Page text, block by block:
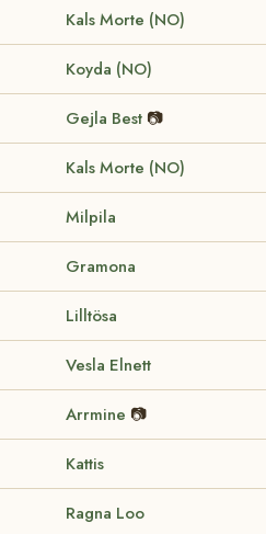
Kals Morte (NO)
Koyda (NO)
Gejla Best 📷
Kals Morte (NO)
Milpila
Gramona
Lilltösa
Vesla Elnett
Arrmine 📷
Kattis
Ragna Loo